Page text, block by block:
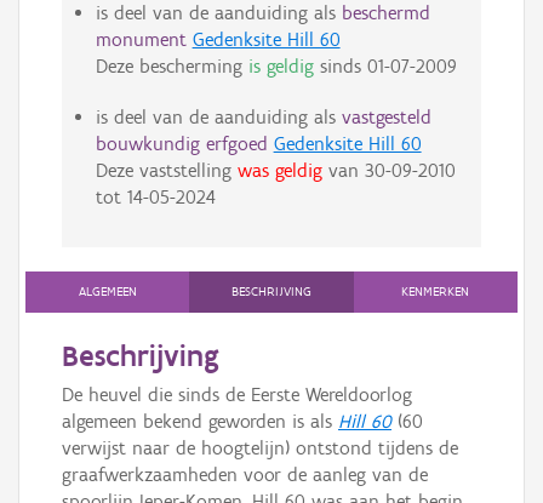
is deel van de aanduiding als beschermd
monument Gedenksite Hill 60
Deze bescherming is geldigsinds 01-07-2009
is deel van de aanduiding als vastgesteld
bouwkundig erfgoed Gedenksite Hill 60
Deze vaststelling was geldigvan 30-09-2010
tot 14-05-2024
ALGEMEEN BESCHRIJVING KENMERKEN
Beschrijving
De heuvel die sinds de Eerste Wereldoorlog
algemeen bekend geworden is als Hill 60(60
verwijst naar de hoogtelijn) ontstond tijdens de
graafwerkzaamheden voor de aanleg van de